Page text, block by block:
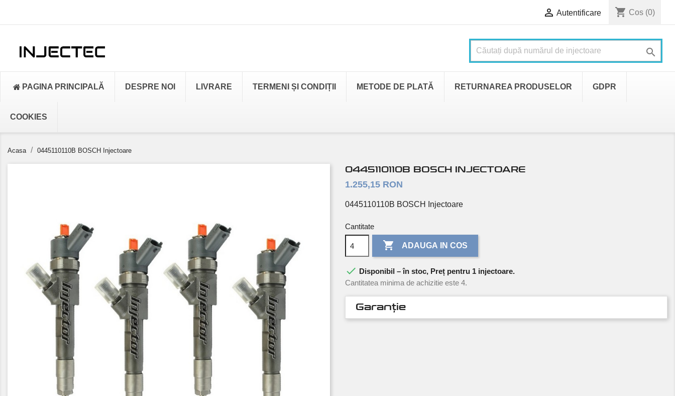
 Autentificare shopping_cart Cos (0)

PAGINA PRINCIPALĂ DESPRE NOI LIVRARE TERMENI ȘI CONDIȚII METODE DE PLATĂ RETURNAREA PRODUSELOR GDPR
COOKIES
Acasa 0445110110B BOSCH Injectoare
0445110110B BOSCH INJECTOARE
1.255,15 RON
0445110110B BOSCH Injectoare
Cantitate
 ADAUGA IN COS
 Disponibil – în stoc, Preț pentru 1 injectoare.
Cantitatea minima de achizitie este 4.
Garanție